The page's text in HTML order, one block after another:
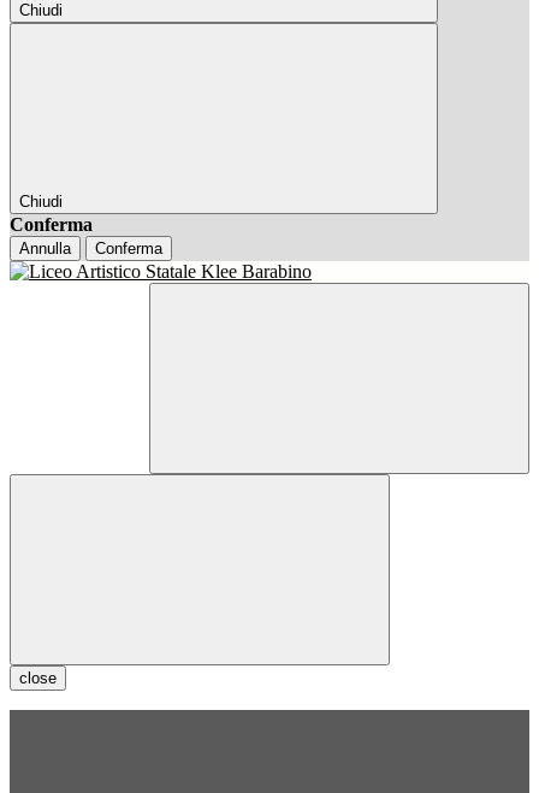
Chiudi
Chiudi
Conferma
Annulla Conferma
close